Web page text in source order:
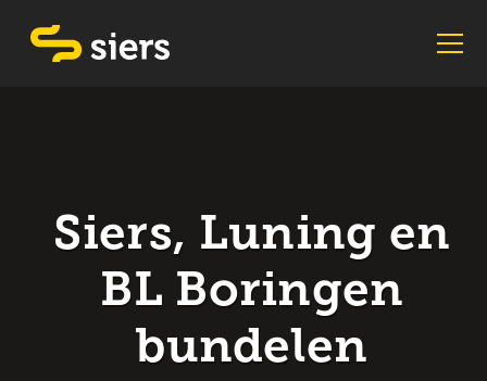
Siers, Luning en
BL Boringen
bundelen